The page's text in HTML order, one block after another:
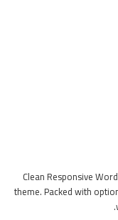
Clean Responsive
theme. Packed with